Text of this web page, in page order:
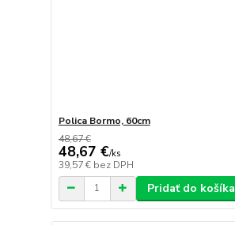
Polica Bormo, 60cm
48,67 €
48,67 €/ks
39,57 € bez DPH
Pridať do košíka